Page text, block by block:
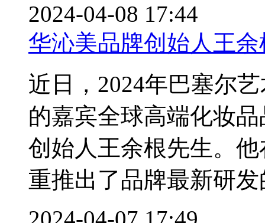
2024-04-08 17:44
华沁美品牌创始人王
近日，2024年巴塞尔
的嘉宾全球高端化妆品
创始人王余根先生。
重推出了品牌最新研